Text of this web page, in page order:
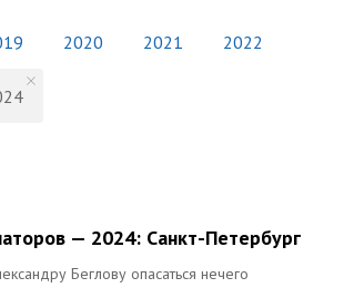
2020 2021 2022
— 2024: Санкт-Петербург
Беглову опасаться нечего